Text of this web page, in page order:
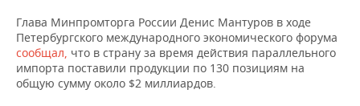
Глава Минпромторга России Денис Мантуров в ходе
Петербургского международного экономического форума
сообщал, что в страну за время действия параллельного
импорта поставили продукции по 130 позициям на
общую сумму около $2 миллиардов.